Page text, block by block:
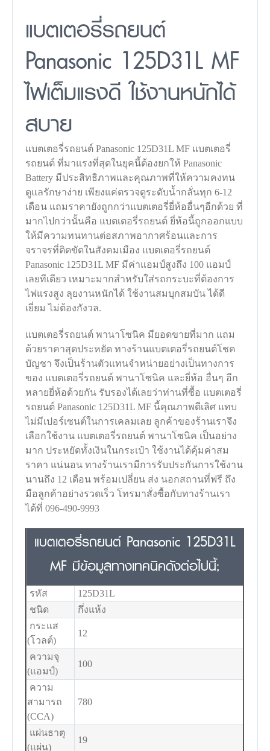
แบตเตอรี่รถยนต์
Panasonic 125D31L MF
ไฟเต็มแรงดี ใช้งานหนักได้
สบาย
แบตเตอรี่รถยนต์ Panasonic 125D31L MF แบตเตอรี่
รถยนต์ ที่มาแรงที่สุดในยุคนี้ต้องยกให้ Panasonic
Battery มีประสิทธิภาพและคุณภาพที่ให้ความคงทน
ดูแลรักษาง่าย เพียงแค่ตรวจดูระดับน้ำกลั่นทุก 6-12
เดือน แถมราคายังถูกกว่าแบตเตอรี่ยี่ห้ออื่นๆอีกด้วย ที่
มากไปกว่านั้นคือ แบตเตอรี่รถยนต์ ยี่ห้อนี้ถูกออกแบบ
ให้มีความทนทานต่อสภาพอากาศร้อนและการ
จราจรที่ติดขัดในสังคมเมือง แบตเตอรี่รถยนต์
Panasonic 125D31L MF มีค่าแอมป์สูงถึง 100 แอมป์
เลยทีเดียว เหมาะมากสำหรับใส่รถกระบะที่ต้องการ
ไฟแรงสูง ลุยงานหนักได้ ใช้งานสมบุกสมบัน ได้ดี
เยี่ยม ไม่ต้องกังวล.
แบตเตอรี่รถยนต์ พานาโซนิค มียอดขายที่มาก แถม
ด้วยราคาสุดประหยัด ทางร้านแบตเตอรี่รถยนต์โชค
บัญชา จึงเป็นร้านตัวแทนจำหน่ายอย่างเป็นทางการ
ของ แบตเตอรี่รถยนต์ พานาโซนิค และยี่ห้อ อื่นๆ อีก
หลายยี่ห้อด้วยกัน รับรองได้เลยว่าท่านที่ซื้อ แบตเตอรี่
รถยนต์ Panasonic 125D31L MF นี้คุณภาพดีเลิศ แทบ
ไม่มีเปอร์เซนต์ในการเคลมเลย ลูกค้าของร้านเราจึง
เลือกใช้งาน แบตเตอรี่รถยนต์ พานาโซนิค เป็นอย่าง
มาก ประหยัดทั้งเงินในกระเป๋า ใช้งานได้คุ้มค่าสม
ราคา แน่นอน ทางร้านเรามีการรับประกันการใช้งาน
นานถึง 12 เดือน พร้อมเปลี่ยน ส่ง นอกสถานที่ฟรี ถึง
มือลูกค้าอย่างรวดเร็ว โทรมาสั่งซื้อกับทางร้านเรา
ได้ที่ 096-490-9993
แบตเตอรี่รถยนต์ Panasonic 125D31L
MF มีข้อมูลทางเทคนิคดังต่อไปนี้;
รหัส
125D31L
ชนิด
กึ่งแห้ง
กระแส
(โวลต์)
12
ความจุ
(แอมป์)
100
ความ
สามารถ
(CCA)
780
แผ่นธาตุ
(แผ่น)
19